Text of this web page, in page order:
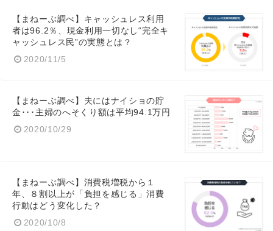
【まねーぶ調べ】キャッシュレス利用
者は96.2％、現金利用一切なし“完全キ
ャッシュレス民”の実態とは？
2020/11/5
【まねーぶ調べ】夫にはナイショの貯
金･･･主婦のへそくり額は平均94.1万円
2020/10/29
【まねーぶ調べ】消費税増税から１
年、８割以上が「負担を感じる」消費
行動はどう変化した？
2020/10/8